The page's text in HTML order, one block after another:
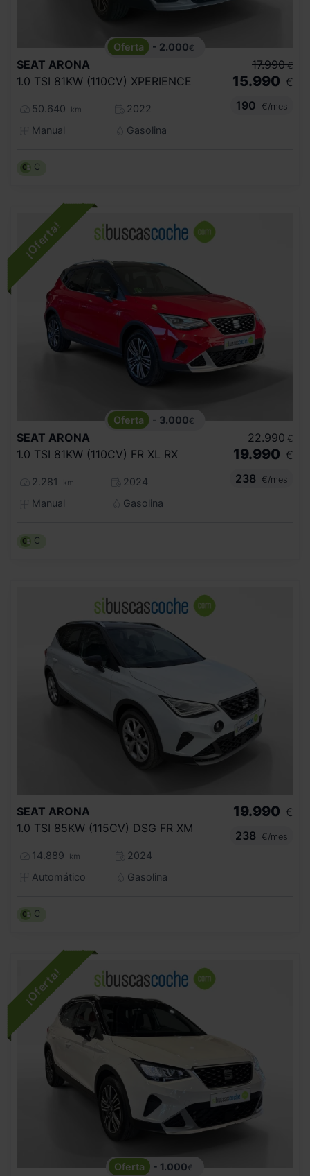
- 2.000€
SEAT ARONA
1.0 TSI 81KW (110CV) XPERIENCE
50.640 km
2022
Manual
Gasolina
17.990 €
15.990 €
190
€/mes
C
- 3.000€
SEAT ARONA
1.0 TSI 81KW (110CV) FR XL RX
2.281 km
2024
Manual
Gasolina
22.990 €
19.990 €
238
€/mes
C
SEAT ARONA
1.0 TSI 85KW (115CV) DSG FR XM
14.889 km
2024
Automático
Gasolina
19.990 €
238
€/mes
C
- 1.000€